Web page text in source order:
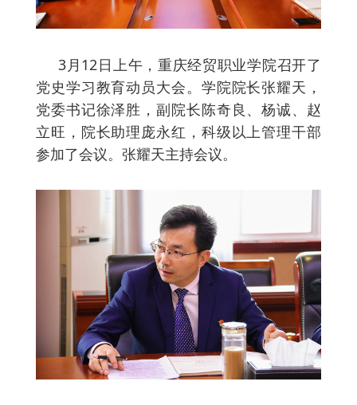
3月12日上午，重庆经贸职业学院召开了
党史学习教育动员大会。学院院长张耀天，
党委书记徐泽胜，副院长陈奇良、杨诚、赵
立旺，院长助理庞永红，科级以上管理干部
参加了会议。张耀天主持会议。